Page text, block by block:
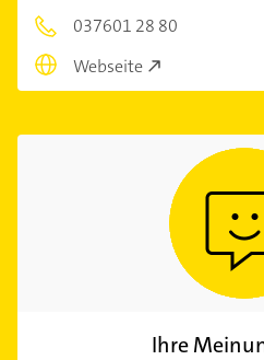
037601 28 80
Webseite
Ihre